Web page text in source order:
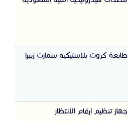
طابعة كروت بلاستيكيه سمارت زيبرا
جهاز تنظيم ارقام الانتظار